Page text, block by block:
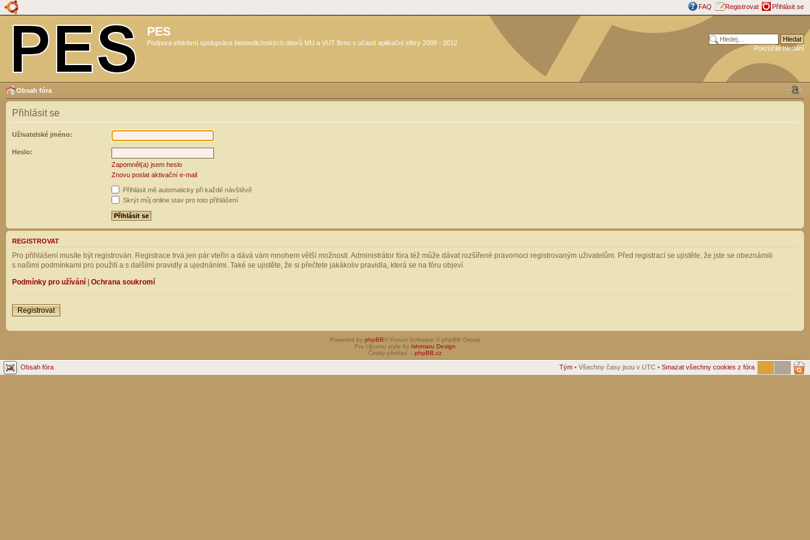
FAQ Registrovat Přihlásit se
PES
Podpora efektivní spolupráce biomedicínských oborů MU a VUT Brno s účastí aplikační sféry 2009 - 2012
Pokročilé hledání
Obsah fóra
Přihlásit se
Uživatelské jméno:
Heslo:
Zapomněl(a) jsem heslo
Znovu poslat aktivační e-mail
Přihlásit mě automaticky při každé návštěvě
Skrýt můj online stav pro toto přihlášení
REGISTROVAT
Pro přihlášení musíte být registrován. Registrace trvá jen pár vteřin a dává vám mnohem větší možnosti. Administrátor fóra též může dávat rozšířené pravomoci registrovaným uživatelům. Před registrací se ujistěte, že jste se obeznámili
s našimi podmínkami pro použití a s dalšími pravidly a ujednáními. Také se ujistěte, že si přečtete jakákoliv pravidla, která se na fóru objeví.
Podmínky pro užívání | Ochrana soukromí
Registrovat
Powered by phpBB® Forum Software © phpBB Group
Pro Ubuntu style by Ishimaru Design
Český překlad – phpBB.cz
Obsah fóra Tým • Všechny časy jsou v UTC • Smazat všechny cookies z fóra